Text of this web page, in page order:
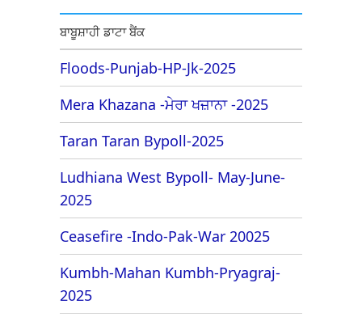
ਬਾਬੂਸ਼ਾਹੀ ਡਾਟਾ ਬੈਂਕ
Floods-Punjab-HP-Jk-2025
Mera Khazana -ਮੇਰਾ ਖਜ਼ਾਨਾ -2025
Taran Taran Bypoll-2025
Ludhiana West Bypoll- May-June-
2025
Ceasefire -Indo-Pak-War 20025
Kumbh-Mahan Kumbh-Pryagraj-
2025